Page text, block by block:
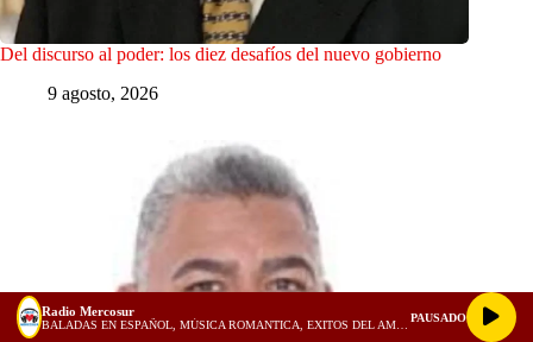
Del discurso al poder: los diez desafíos del nuevo gobierno
9 agosto, 2026
Radio Mercosur
BALADAS EN ESPAÑOL, MÚSICA ROMANTICA, EXITOS DEL AMOR, 1980, 1990, 2000 - 1 HORA PARA ENAMORADOS! (128 kbps)
PAUSADO